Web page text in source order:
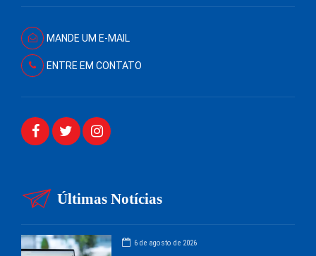
MANDE UM E-MAIL
ENTRE EM CONTATO
Últimas Notícias
6 de agosto de 2026